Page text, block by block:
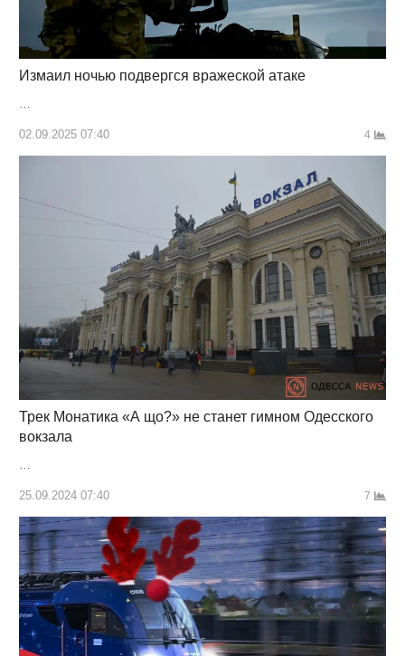
Измаил ночью подвергся вражеской атаке
…
02.09.2025 07:40 4
Трек Монатика «А що?» не станет гимном Одесского
вокзала
25.09.2024 07:40 7